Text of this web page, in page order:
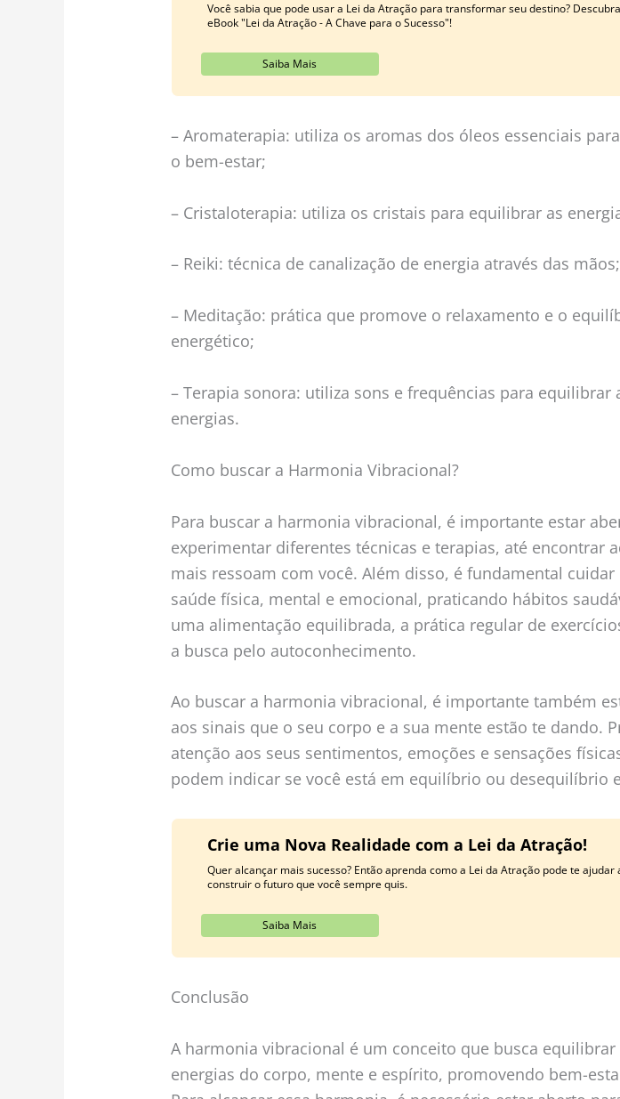
Você sabia que pode usar a Lei da Atração para transformar seu destino?
eBook "Lei da Atração - A Chave para o Sucesso"!
Saiba Mais
– Aromaterapia: utiliza os aromas dos óleos essenciais
o bem-estar;
– Cristaloterapia: utiliza os cristais para equilibrar as
– Reiki: técnica de canalização de energia através das mãos;
– Meditação: prática que promove o relaxamento e o
energético;
– Terapia sonora: utiliza sons e frequências para equilibrar
energias.
Como buscar a Harmonia Vibracional?
Para buscar a harmonia vibracional, é importante estar
experimentar diferentes técnicas e terapias, até encontrar
mais ressoam com você. Além disso, é fundamental cuidar
saúde física, mental e emocional, praticando hábitos
uma alimentação equilibrada, a prática regular de
a busca pelo autoconhecimento.
Ao buscar a harmonia vibracional, é importante também
aos sinais que o seu corpo e a sua mente estão te dando.
atenção aos seus sentimentos, emoções e sensações
podem indicar se você está em equilíbrio ou desequilíbrio
Crie uma Nova Realidade com a Lei da Atração!
Quer alcançar mais sucesso? Então aprenda como a Lei da Atração pode te ajudar
construir o futuro que você sempre quis.
Saiba Mais
Conclusão
A harmonia vibracional é um conceito que busca equilibrar
energias do corpo, mente e espírito, promovendo bem-